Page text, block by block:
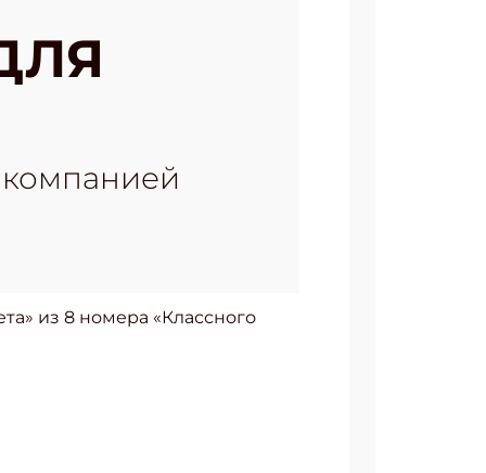
из 8 номера «Классного